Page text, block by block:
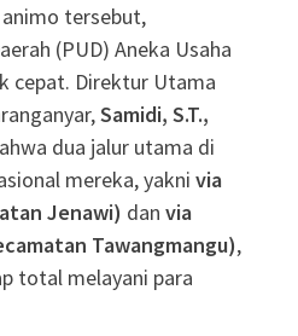
tersebut,
(PUD) Aneka Usaha
cepat. Direktur Utama
Samidi, S.T.,
dua jalur utama di
mereka, yakni via
Jenawi) dan via
Tawangmangu),
total melayani para